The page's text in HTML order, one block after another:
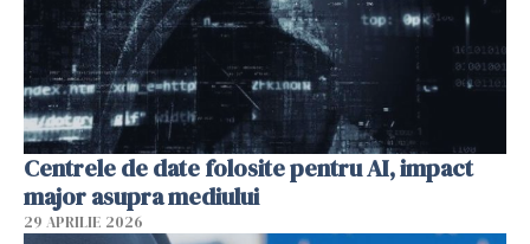
Centrele de date folosite pentru AI, impact
major asupra mediului
29 APRILIE 2026